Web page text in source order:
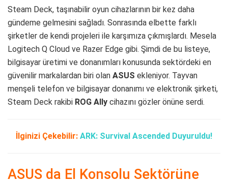
Steam Deck, taşınabilir oyun cihazlarının bir kez daha
gündeme gelmesini sağladı. Sonrasında elbette farklı
şirketler de kendi projeleri ile karşımıza çıkmışlardı. Mesela
Logitech Q Cloud ve Razer Edge gibi. Şimdi de bu listeye,
bilgisayar üretimi ve donanımları konusunda sektördeki en
güvenilir markalardan biri olan ASUS ekleniyor. Tayvan
menşeli telefon ve bilgisayar donanımı ve elektronik şirketi,
Steam Deck rakibi ROG Ally cihazını gözler önüne serdi.
İlginizi Çekebilir: ARK: Survival Ascended Duyuruldu!
ASUS da El Konsolu Sektörüne